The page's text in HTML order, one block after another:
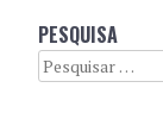
PESQUISA
Search